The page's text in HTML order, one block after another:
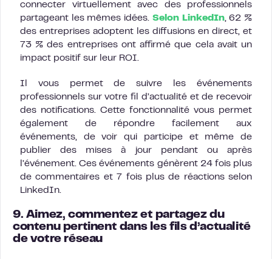
connecter virtuellement avec des professionnels
partageant les mêmes idées. Selon LinkedIn, 62 %
des entreprises adoptent les diffusions en direct, et
73 % des entreprises ont affirmé que cela avait un
impact positif sur leur ROI.
Il vous permet de suivre les événements
professionnels sur votre fil d’actualité et de recevoir
des notifications. Cette fonctionnalité vous permet
également de répondre facilement aux
événements, de voir qui participe et même de
publier des mises à jour pendant ou après
l’événement. Ces événements génèrent 24 fois plus
de commentaires et 7 fois plus de réactions selon
LinkedIn.
9. Aimez, commentez et partagez du
contenu pertinent dans les fils d’actualité
de votre réseau